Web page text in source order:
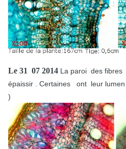
Le 31 07 2014 La paroi des fibres
épaissir . Certaines ont leur
)